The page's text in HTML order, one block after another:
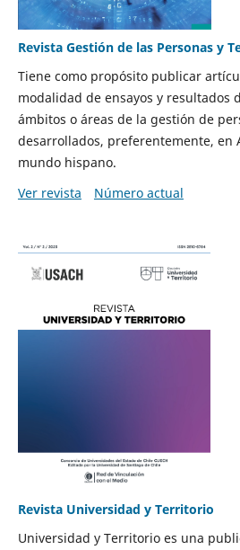
Revista Gestión de las Personas y
Tiene como propósito publicar
modalidad de ensayos y resultados
ámbitos o áreas de la gestión de
desarrollados, preferentemente, en
mundo hispano.
Ver revista
Número actual
Revista Universidad y Territorio
Universidad y Territorio es una